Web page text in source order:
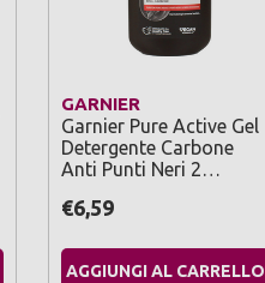
GARNIER
Garnier Pure Active Gel
Detergente Carbone
Anti Punti Neri 2…
€6,59
AGGIUNGI AL CARRELLO